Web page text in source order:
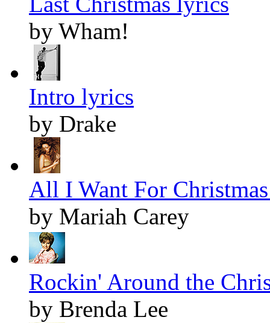
by Wham!
Intro lyrics
by Drake
All I Want For
by Mariah Carey
Rockin' Around the
by Brenda Lee